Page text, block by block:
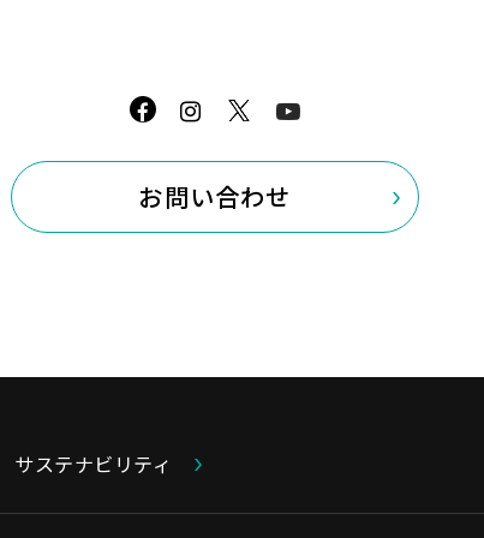
り、それぞれ「健康経営優良法人」を認
#表彰（社外評価）
お問い合わせ
サステナビリティ